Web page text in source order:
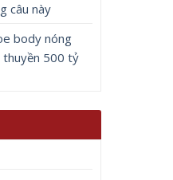
câu này
body nóng
500 tỷ